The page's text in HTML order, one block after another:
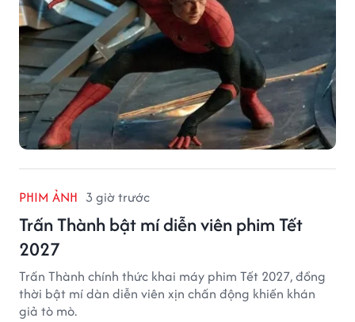
PHIM ẢNH 3 giờ trước
Trấn Thành bật mí diễn viên phim Tết
2027
Trấn Thành chính thức khai máy phim Tết 2027, đồng
thời bật mí dàn diễn viên xịn chấn động khiến khán
giả tò mò.